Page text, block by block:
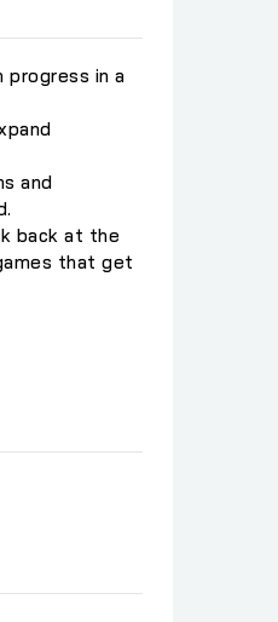
in a
and
back at the
that get